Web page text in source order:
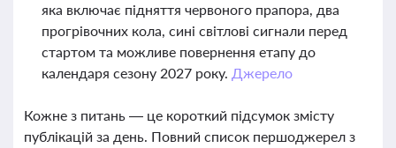
яка включає підняття червоного прапора, два
прогрівочних кола, сині світлові сигнали перед
стартом та можливе повернення етапу до
календаря сезону 2027 року. Джерело
Кожне з питань — це короткий підсумок змісту
публікацій за день. Повний список першоджерел з